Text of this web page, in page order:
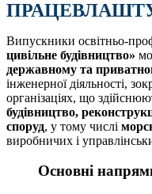
Випускники освітньо-
цивільне будівництво»
державному та
інженерної діяльності,
організаціях, що
будівництво,
споруд, у тому числі
виробничих і
Основні